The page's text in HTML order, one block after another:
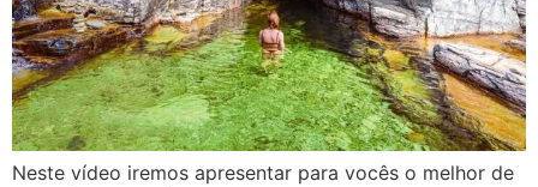
Neste vídeo iremos apresentar para vocês o melhor de